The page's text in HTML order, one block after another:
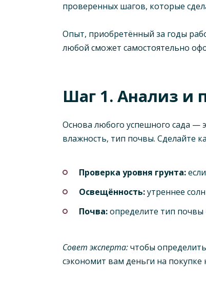
проверенных шагов, которые
Опыт, приобретённый за годы
любой сможет самостоятельно
Шаг 1. Анализ и
Основа любого успешного сада —
влажность, тип почвы. Сделайте
Проверка уровня грунта:
Освещённость:утреннее
Почва:определите тип почвы
Совет эксперта:чтобы
сэкономит вам деньги на